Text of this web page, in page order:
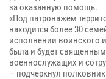
за оказанную помощь.
«Под патронажем
находится более 30
исполнении воинского
была и будет
военнослужащих и
– подчеркнул